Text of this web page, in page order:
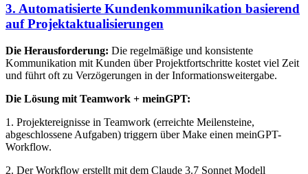
3. Automatisierte Kundenkommunikation basierend
auf Projektaktualisierungen
Die Herausforderung: Die regelmäßige und konsistente
Kommunikation mit Kunden über Projektfortschritte kostet viel Zeit
und führt oft zu Verzögerungen in der Informationsweitergabe.
Die Lösung mit Teamwork + meinGPT:
1. Projektereignisse in Teamwork (erreichte Meilensteine,
abgeschlossene Aufgaben) triggern über Make einen meinGPT-
Workflow.
2. Der Workflow erstellt mit dem Claude 3.7 Sonnet Modell